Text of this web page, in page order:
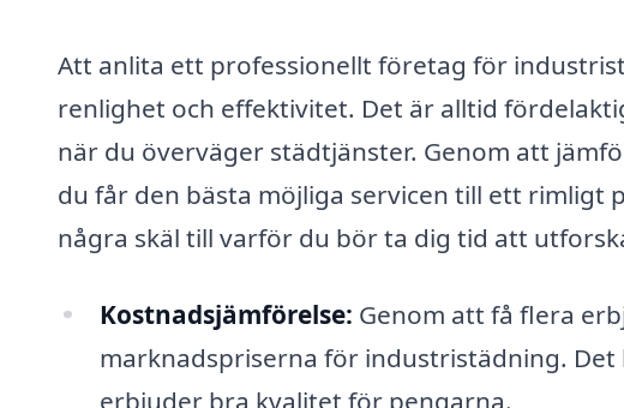
Att anlita ett professionellt företag för
renlighet och effektivitet. Det är alltid
när du överväger städtjänster. Genom att
du får den bästa möjliga servicen till ett rimligt
några skäl till varför du bör ta dig tid att
Kostnadsjämförelse: Genom att få flera
marknadspriserna för industristädning.
erbjuder bra kvalitet för pengarna.